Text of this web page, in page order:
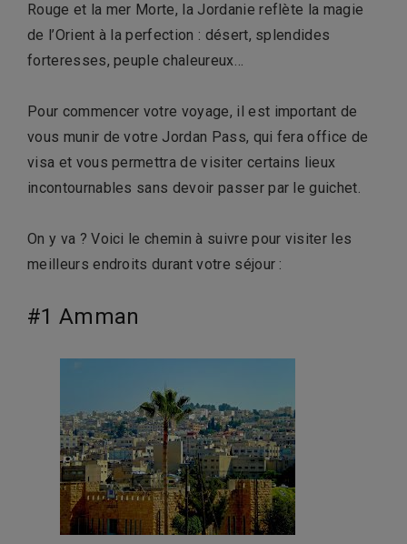
Rouge et la mer Morte, la Jordanie reflète la magie
de l’Orient à la perfection : désert, splendides
forteresses, peuple chaleureux…
Pour commencer votre voyage, il est important de
vous munir de votre Jordan Pass, qui fera office de
visa et vous permettra de visiter certains lieux
incontournables sans devoir passer par le guichet.
On y va ? Voici le chemin à suivre pour visiter les
meilleurs endroits durant votre séjour :
#1 Amman